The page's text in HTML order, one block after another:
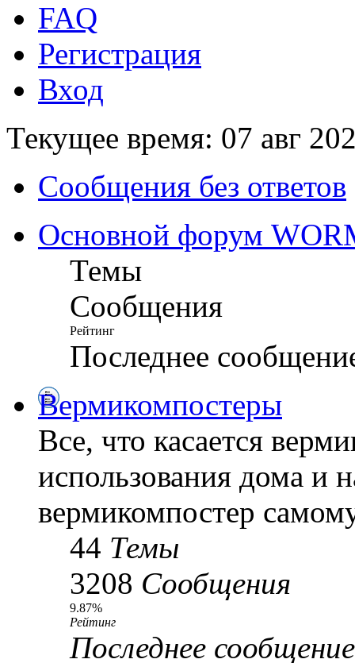
FAQ
Регистрация
Вход
Текущее время: 07 авг
Сообщения без ответов
Основной форум
Темы
Сообщения
Рейтинг
Последнее
Вермикомпостеры
Все, что касается
использования дома и
вермикомпостер
44 Темы
3208 Сообщения
9.87%
Рейтинг
Последнее сообщение